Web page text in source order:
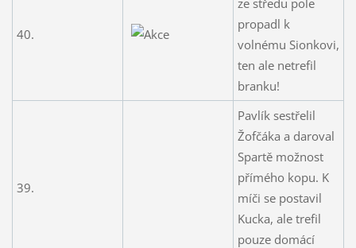
40.
propadl k
volnému Sionkovi,
ten ale netrefil
branku!
39.
Pavlík sestřelil
Žofčáka a daroval
Spartě možnost
přímého kopu. K
míči se postavil
Kucka, ale trefil
pouze domácí